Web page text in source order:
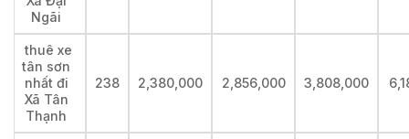
Ngãi
thuê xe
tân sơn
nhất đi
Xã Tân
Thạnh
238 2,380,000 2,856,000 3,808,000